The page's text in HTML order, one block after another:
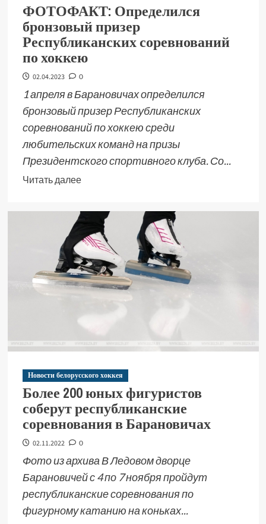
ФОТОФАКТ: Определился
бронзовый призер
Республиканских соревнований
по хоккею
02.04.2023 0
1 апреля в Барановичах определился
бронзовый призер Республиканских
соревнований по хоккею среди
любительских команд на призы
Президентского спортивного клуба. Со...
Читать далее
Новости белорусского хоккея
Более 200 юных фигуристов
соберут республиканские
соревнования в Барановичах
02.11.2022 0
Фото из архива В Ледовом дворце
Барановичей с 4 по 7 ноября пройдут
республиканские соревнования по
фигурному катанию на коньках...